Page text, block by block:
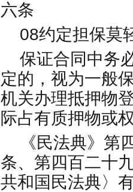
六条
08约定担保莫
保证合同中务必
定的，视为一般
机关办理抵押物
际占有质押物或
《民法典》第
条、第四百二十
共和国民法典〉